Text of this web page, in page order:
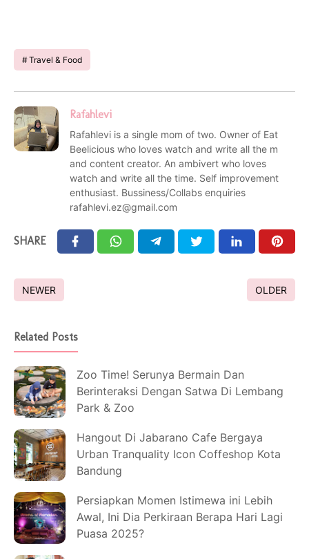
Travel & Food
Rafahlevi
Rafahlevi is a single mom of two. Owner of Eat
Beelicious who loves watch and write all the m
and content creator. An ambivert who loves
watch and write all the time. Self improvement
enthusiast. Bussiness/Collabs enquiries
rafahlevi.ez@gmail.com
SHARE
NEWER OLDER
Related Posts
Zoo Time! Serunya Bermain Dan
Berinteraksi Dengan Satwa Di Lembang
Park & Zoo
Hangout Di Jabarano Cafe Bergaya
Urban Tranquality Icon Coffeshop Kota
Bandung
Persiapkan Momen Istimewa ini Lebih
Awal, Ini Dia Perkiraan Berapa Hari Lagi
Puasa 2025?